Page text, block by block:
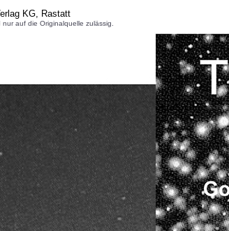
KG, Rastatt
auf die Originalquelle zulässig.